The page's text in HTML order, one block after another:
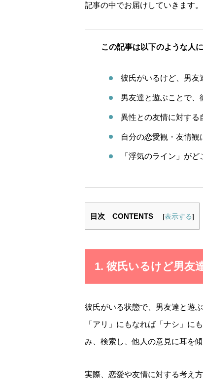
記事の中でお届けしていきます。
この記事は以下のような人
彼氏がいるけど、男友
男友達と遊ぶことで、
異性との友情に対する
自分の恋愛観・友情観
「浮気のライン」が
目次 CONTENTS [表示する]
1. 彼氏いるけど男友
彼氏がいる状態で、男友達と遊
「アリ」にもなれば「ナシ」に
み、検索し、他人の意見に耳を
実際、恋愛や友情に対する考え